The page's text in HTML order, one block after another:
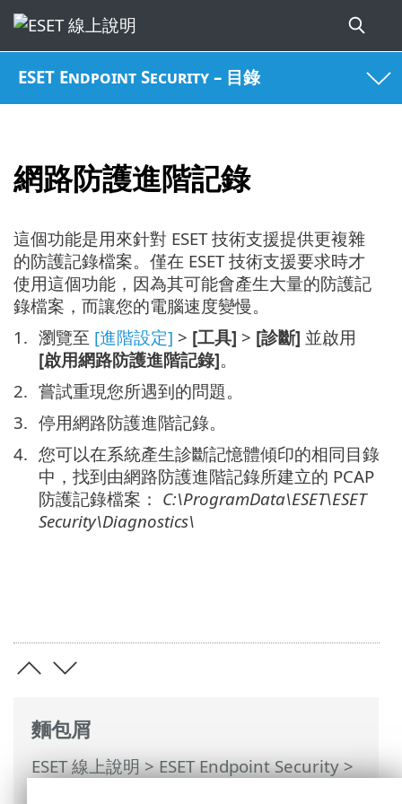
ESET Endpoint Security – 目錄
網路防護進階記錄
麵包屑
ESET 線上說明>ESET Endpoint Security>
這個功能是用來針對 ESET 技術支援提供更複雜
的防護記錄檔案。僅在 ESET 技術支援要求時才
使用這個功能，因為其可能會產生大量的防護記
錄檔案，而讓您的電腦速度變慢。
瀏覽至 [進階設定] > [工具] > [診斷] 並啟用
[啟用網路防護進階記錄]。
嘗試重現您所遇到的問題。
停用網路防護進階記錄。
您可以在系統產生診斷記憶體傾印的相同目錄
中，找到由網路防護進階記錄所建立的 PCAP
防護記錄檔案： C:\ProgramData\ESET\ESET
Security\Diagnostics\